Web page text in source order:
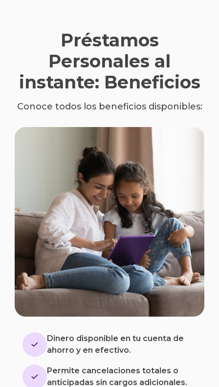
Préstamos
Personales al
instante: Beneficios
Conoce todos los beneficios disponibles:
Dinero disponible en tu cuenta de
ahorro y en efectivo.
Permite cancelaciones totales o
anticipadas sin cargos adicionales.